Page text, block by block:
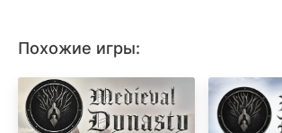
Похожие игры: